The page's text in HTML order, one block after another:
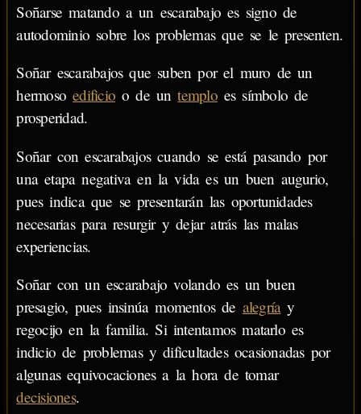
Soñarse matando a un escarabajo es signo de
autodominio sobre los problemas que se le presenten.
Soñar escarabajos que suben por el muro de un
hermosoedificio o de untemploes símbolo de
prosperidad.
Soñar con escarabajos cuando se está pasando por
una etapa negativa en la vida es un buen augurio,
pues indica que se presentarán las oportunidades
necesarias para resurgir y dejar atrás las malas
experiencias.
Soñar con un escarabajo volando es un buen
presagio, pues insinúa momentos de alegríay
regocijo en la familia. Si intentamos matarlo es
indicio de problemas y dificultades ocasionadas por
algunas equivocaciones a la hora de tomar
decisiones.